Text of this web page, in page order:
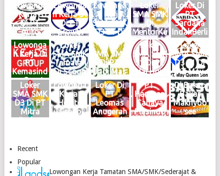
Lowonga
n Kerja S1
Di PT
Auto
Dinamik
Sentosa
Medan
Juni 2026
Logo
Lowonga
n Kerja S1
Di PT
Growth
Steel
Group
Medan
Mei 2026
Logo
Lowonga
n Kerja
SMA SMK
D3 S1 Di
Group
Medan
Mei 2026
Logo
Loker
SMA SMK
Di
MentorKu
Indonesia
Medan
Maret
2025
Logo
Loker Di
PT
Sardana
IndahBerli
an Motor
Medan
Februari
2025
Logo
Lowonga
n Kerja Di
PT
Kemasind
o Cepat
Medan
Oktober
2024
Logo
Loker
SMA SMK
Tamatan
Di Scoop
Medan
Juni 2024
Logo
Loker
SMA SMK
Di PT
Jadi Mas
Medan
KIM
Mabar
April
2024
Loker
SMA SMK
S1 Di PT
Hai Hou
Medan
Januari
2024
Logo
Loker
SMA SMK
D3 S1 Di
PT May
Queen
Son
Medan
2024
Logo
Loker
SMA SMK
D3 Di PT
Mitra
Berkat
2023
Lowonga
n Kerja Di
Hokito
Group
Loker Di
PT
Leomas
Anugerah
Bersauda
PT.
Harapan
Cahaya
Plasindo
Di Bakso
Bakar
Maknyoo
see
Recent
Popular
Lowongan Kerja Tamatan SMA/SMK/Sederajat &